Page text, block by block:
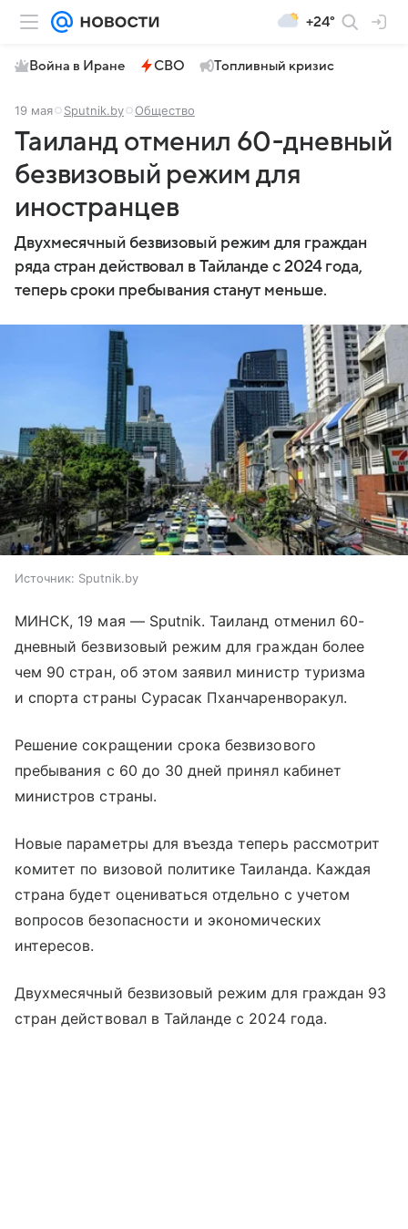
+24°
Война в Иране СВО Топливный кризис
19 мая Sputnik.by Общество
Таиланд отменил 60-дневный
безвизовый режим для
иностранцев
Двухмесячный безвизовый режим для граждан
ряда стран действовал в Тайланде с 2024 года,
теперь сроки пребывания станут меньше.
Источник: Sputnik.by
МИНСК, 19 мая — Sputnik. Таиланд отменил 60-
дневный безвизовый режим для граждан более
чем 90 стран, об этом заявил министр туризма
и спорта страны Сурасак Пханчаренворакул.
Решение сокращении срока безвизового
пребывания с 60 до 30 дней принял кабинет
министров страны.
Новые параметры для въезда теперь рассмотрит
комитет по визовой политике Таиланда. Каждая
страна будет оцениваться отдельно с учетом
вопросов безопасности и экономических
интересов.
Двухмесячный безвизовый режим для граждан 93
стран действовал в Тайланде с 2024 года.